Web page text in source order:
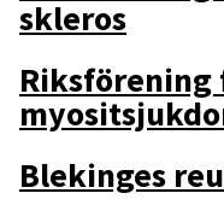
skleros
Riksförening
Blekinges